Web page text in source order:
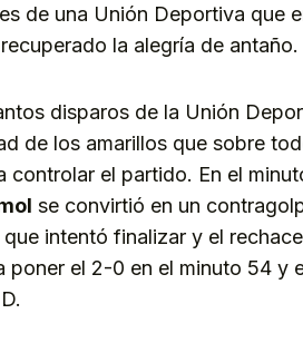
de una Unión Deportiva que
la alegría de antaño.
disparos de la Unión
de los amarillos que sobre
controlar el partido. En el
se convirtió en un
que intentó finalizar y el
poner el 2-0 en el minuto 54 y